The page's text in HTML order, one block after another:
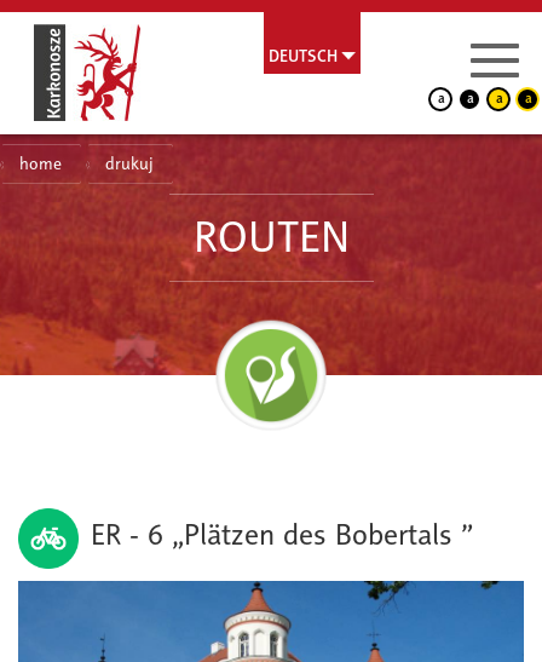
DEUTSCH
a a a a
home drukuj
ROUTEN
ER - 6 „Plätzen des Bobertals ”